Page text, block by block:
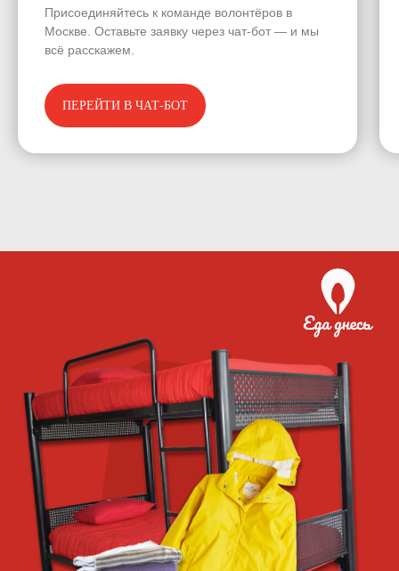
Присоединяйтесь к команде волонтёров в
Москве. Оставьте заявку через чат-бот — и мы
всё расскажем.
ПЕРЕЙТИ В ЧАТ-БОТ